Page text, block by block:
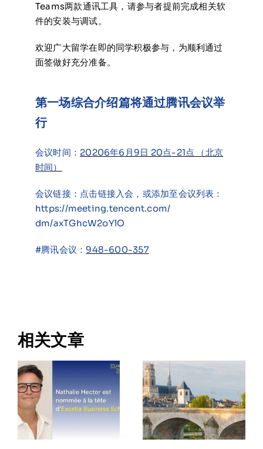
Teams两款通讯工具，请参与者提前完成相关软
件的安装与调试。
欢迎广大留学在即的同学积极参与，为顺利通过
面签做好充分准备。
第一场综合介绍篇将通过腾讯会议举
行
会议时间： 20206年6 月9日 20点-21点 （北京
时间）
会议链接：点击链接入会，或添加至会议列表：
https://meeting.tencent.com/
dm/axTGhcW2oYlO
#腾讯会议：948-600-357
相关文章